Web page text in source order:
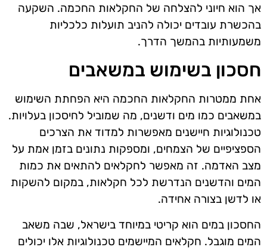
אך הוא חיוני להצלחה של החקלאות החכמה. השקעה
בהכשרת עובדים יכולה להניב תועלות כלכליות
משמעותיות בהמשך הדרך.
חסכון בשימוש במשאבים
אחת ממטרות החקלאות החכמה היא הפחתת השימוש
במשאבים כמו מים ודשנים, מה שמוביל לחיסכון בעלויות.
טכנולוגיות חיישנים מאפשרות למדוד את הצרכים
הספציפיים של הצמחים, ומספקות נתונים בזמן אמת על
מצב האדמה. זה מאפשר לחקלאים להתאים את כמות
המים והדשנים הנדרשת לכל חקלאות, במקום להשקות
או לדשן בצורה אחידה.
החסכון במים הוא קריטי במיוחד בישראל, שבה משאב
המים מוגבל. חקלאים המיישמים טכנולוגיות אלו יכולים